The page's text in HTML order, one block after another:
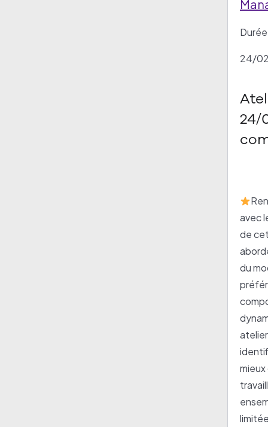
24/
24/
avec
de
du